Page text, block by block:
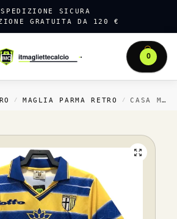
SPEDIZIONE SICURA
GRATUITA DA 120 €
0
/ MAGLIA PARMA RETRO / CASA MAGLIA PARMA RETRO 1998 1999 BLU GIALLO